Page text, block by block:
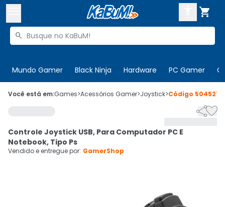

Buscar produtos

Mundo Gamer Black Ninja Hardware PC Gamer
 Olá. Acesse sua conta
Cupons
CADASTRE-SE
Você está em:Games>Acessórios Gamer>Joystick>Código 504521

Controle Joystick USB, Para Computador PC E
Notebook, Tipo Ps
Vendido e entregue por: GamerShop